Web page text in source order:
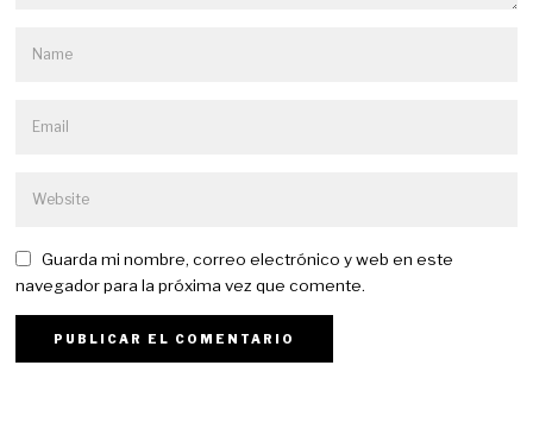
Guarda mi nombre, correo electrónico y web en este
navegador para la próxima vez que comente.